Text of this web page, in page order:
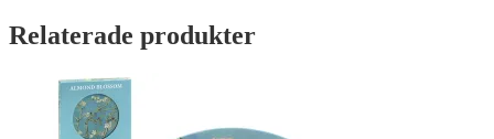
Relaterade produkter